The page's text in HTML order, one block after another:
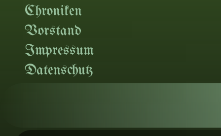
Chroniken
Vorstand
Impressum
Datenschutz